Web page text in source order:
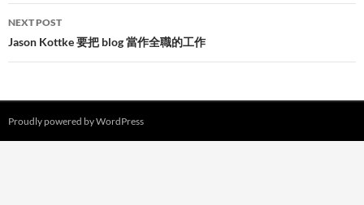
NEXT POST
Jason Kottke 要把 blog 當作全職的工作
Proudly powered by WordPress